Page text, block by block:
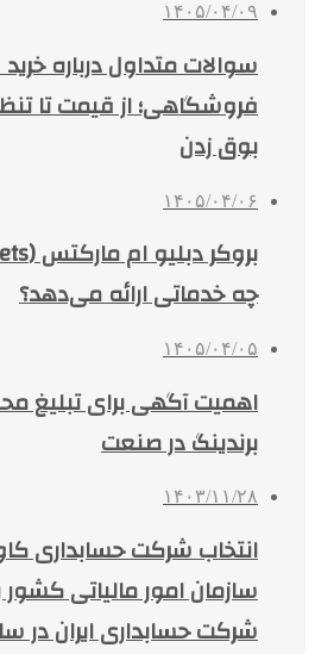
۱۴۰۵/۰۴/۰۹
سوالات متداول درباره
فروشگاهی؛ از قیمت تا
بوق زدن
۱۴۰۵/۰۴/۰۶
چه خدماتی ارائه می‌دهد؟
۱۴۰۵/۰۴/۰۵
اهمیت آگهی برای تبلیغ
برندینگ در صنعت
۱۴۰۳/۱۱/۲۸
انتخاب شرکت حسابداری
سازمان امور مالیاتی کشور
شرکت حسابداری ایران در